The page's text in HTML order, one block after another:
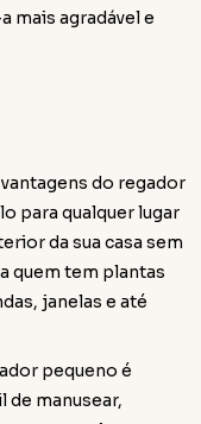
mais agradável e
do regador
para qualquer lugar
da sua casa sem
quem tem plantas
janelas e até
pequeno é
de manusear,